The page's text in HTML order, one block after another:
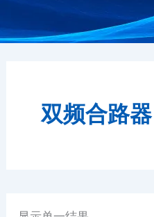
双频合路器